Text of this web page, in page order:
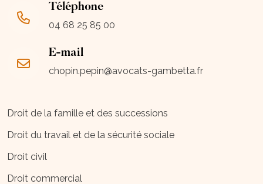
Droit de la famille et des successions
Droit du travail et de la sécurité sociale
Droit civil
Droit commercial
Téléphone
04 68 25 85 00
E-mail
chopin.pepin@avocats-gambetta.fr